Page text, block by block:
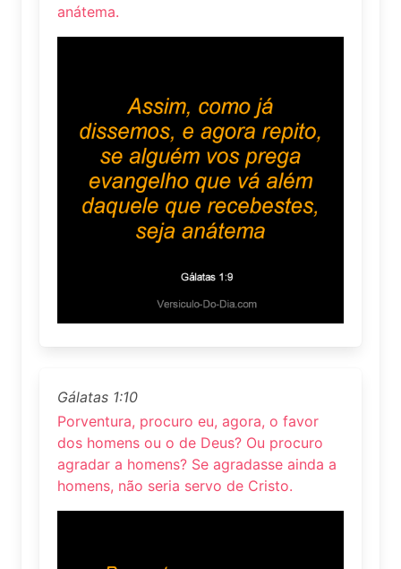
anátema.
Gálatas 1:10
Porventura, procuro eu, agora, o favor
dos homens ou o de Deus? Ou procuro
agradar a homens? Se agradasse ainda a
homens, não seria servo de Cristo.